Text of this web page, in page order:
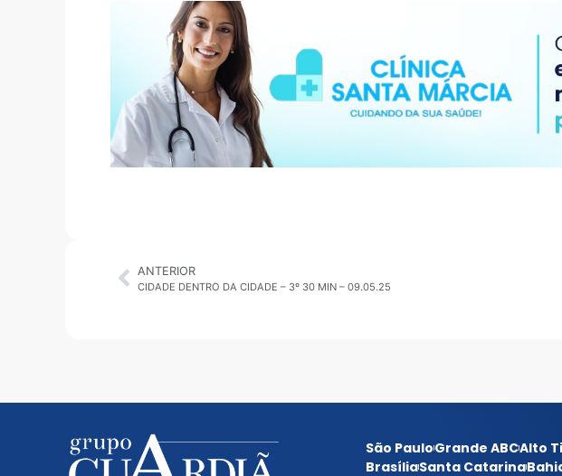
ANTERIOR
CIDADE DENTRO DA CIDADE – 3º 30 MIN – 09.05.25
São PauloGrande ABCAlto
BrasíliaSanta Catarina